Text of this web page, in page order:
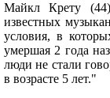
Майкл Крету
известных
условия, в
умершая 2 года
люди не стали
в возрасте 5 лет."